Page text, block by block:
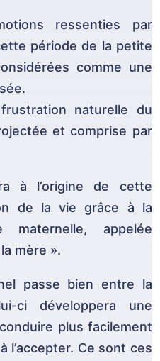
ressenties par
période de la petite
comme une
naturelle du
et comprise par
à l’origine de cette
de la vie grâce à la
maternelle, appelée
mère ».
passe bien entre la
ci développera une
plus facilement
l’accepter. Ce sont ces